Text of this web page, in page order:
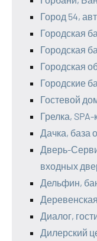
Город 54,
Городская
Городская
Городская
Городские
Гостевой
Грелка,
Дачка, база
Дверь-
входных
Дельфин,
Диалог,
Дилерский